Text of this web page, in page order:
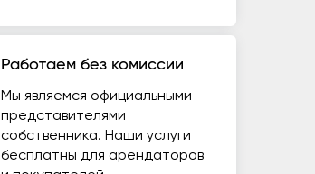
Работаем без комиссии
Мы являемся официальными
представителями
собственника. Наши услуги
бесплатны для арендаторов